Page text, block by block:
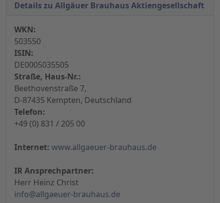
Details zu Allgäuer Brauhaus Aktiengesellschaft
WKN:
503550
ISIN:
DE0005035505
Straße, Haus-Nr.:
Beethovenstraße 7,
D-87435 Kempten, Deutschland
Telefon:
+49 (0) 831 / 205 00
Internet: www.allgaeuer-brauhaus.de
IR Ansprechpartner:
Herr Heinz Christ
info@allgaeuer-brauhaus.de